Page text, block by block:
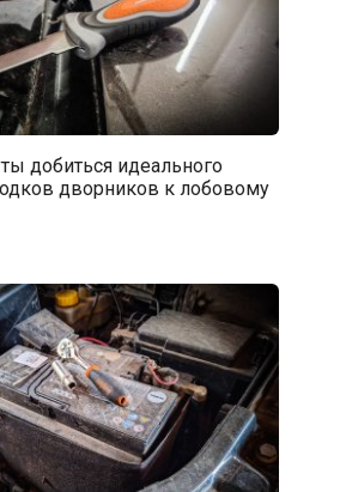
добиться идеального
дворников к лобовому